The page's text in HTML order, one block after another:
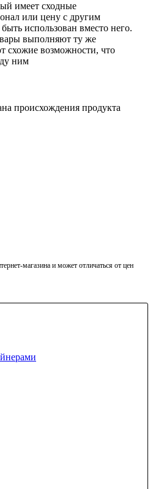
имеет сходные
или цену с другим
использован вместо него.
выполняют ту же
схожие возможности, что
ним
происхождения продукта
магазина и может отличаться от цен